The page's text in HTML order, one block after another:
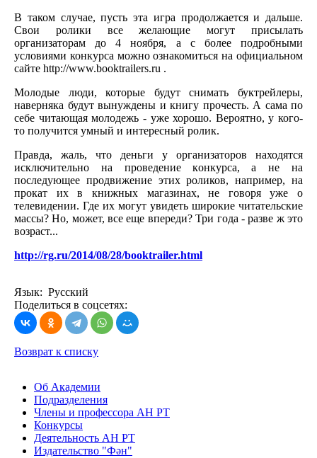
В таком случае, пусть эта игра продолжается и дальше.
Свои ролики все желающие могут присылать
организаторам до 4 ноября, а с более подробными
условиями конкурса можно ознакомиться на официальном
сайте http://www.booktrailers.ru .
Молодые люди, которые будут снимать буктрейлеры,
наверняка будут вынуждены и книгу прочесть. А сама по
себе читающая молодежь - уже хорошо. Вероятно, у кого-
то получится умный и интересный ролик.
Правда, жаль, что деньги у организаторов находятся
исключительно на проведение конкурса, а не на
последующее продвижение этих роликов, например, на
прокат их в книжных магазинах, не говоря уже о
телевидении. Где их могут увидеть широкие читательские
массы? Но, может, все еще впереди? Три года - разве ж это
возраст...
http://rg.ru/2014/08/28/booktrailer.html
Язык: Русский
Поделиться в соцсетях:
Возврат к списку
Об Академии
Подразделения
Члены и профессора АН РТ
Конкурсы
Деятельность АН РТ
Издательство "Фән"